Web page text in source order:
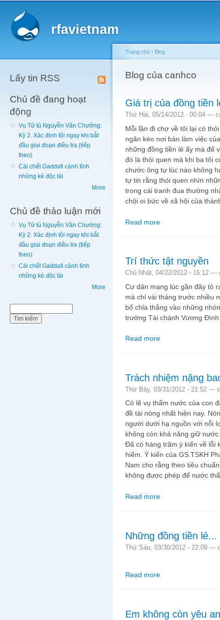
rfavietnam
Lấy tin RSS
Chủ đề đang hoạt
động
Vụ Tử tù Nguyễn Văn Chưởng:
Kỳ 2. Xác định tội ngay khi bắt
đầu giai đoạn điều tra (tiếp
theo)
Cái chết Gaddafi cảnh tỉnh
những kẻ độc tài
More
Chủ đề thảo luận mới
Vụ Tử tù Nguyễn Văn Chưởng:
Kỳ 2. Xác định tội ngay khi bắt
đầu giai đoạn điều tra (tiếp
theo)
Cái chết Gaddafi cảnh tỉnh
những kẻ độc tài
More
You are here
Trang chủ › Blog
Blog của canhco
Giá trị của đồng tiền
Thứ Hai, 05/14/2012 - 00:04 —
Mỗi lần đi chợ về tôi lại có
ngăn kéo nơi bàn làm việc
những đồng tiền lẻ ấy mà để
đó là thói quen mà khi ba tôi
chước ông tự lúc nào không
tự tin rằng thói quen nhìn
trong cái tranh đua thường
chội oi bức về xã hội của
Read more
Trí thức tật nguyền
Chủ Nhật, 04/22/2012 - 15:12 —
Cư dân mạng lúc gần đây tỏ
mà chỉ vài tháng trước nhiều
bố chỉa thằng vào những
trưởng Tài chánh Vương Đình
Read more
Trách nhiệm nặng
Thứ Bảy, 03/31/2012 - 21:52 —
Có lẽ vụ thấm nước của con
đề tài nóng nhất hiện nay.
người dưới hạ nguồn với nỗi
không còn khả năng giữ
Đã có hàng trăm ý kiến về lỗi
hiểm. Ý kiến của GS.TSKH
Nam cho rằng theo tiêu
không được phép để nước
Read more
Những đồng tiền lẻ...
Thứ Sáu, 03/30/2012 - 22:09 —
Read more
Em không còn yêu